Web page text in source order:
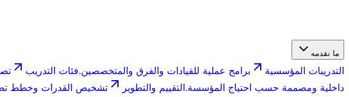
ما نقدمه
التدريبات المؤسسية برامج عملية للقيادات والفرق والمتخصصين.فئات التدريب
داخلية ومصممة حسب احتياج المؤسسة.التقييم والتطوير تشخيص القدرات وخطط